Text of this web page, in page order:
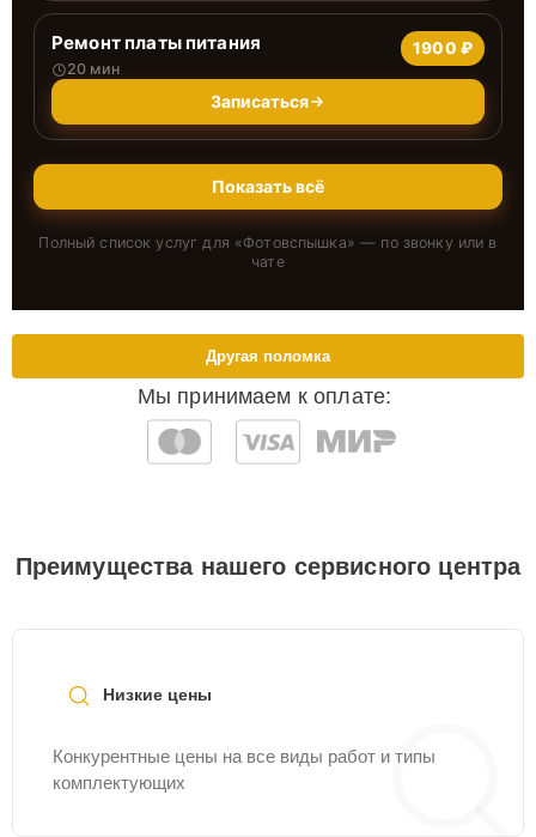
Ремонт платы питания
20 мин
1900 ₽
Записаться
Показать всё
Полный список услуг для «Фотовспышка» — по звонку или в
чате
Мы принимаем к оплате:
Другая поломка
Преимущества нашего сервисного центра
Низкие цены
Конкурентные цены на все виды работ и типы
комплектующих